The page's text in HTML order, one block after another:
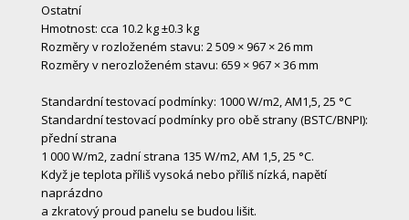
Ostatní
Hmotnost: cca 10.2 kg ±0.3 kg
Rozměry v rozloženém stavu: 2 509 × 967 × 26 mm
Rozměry v nerozloženém stavu: 659 × 967 × 36 mm
Standardní testovací podmínky: 1000 W/m2, AM1,5, 25 °C
Standardní testovací podmínky pro obě strany (BSTC/BNPI):
přední strana
1 000 W/m2, zadní strana 135 W/m2, AM 1,5, 25 °C.
Když je teplota příliš vysoká nebo příliš nízká, napětí
naprázdno
a zkratový proud panelu se budou lišit.